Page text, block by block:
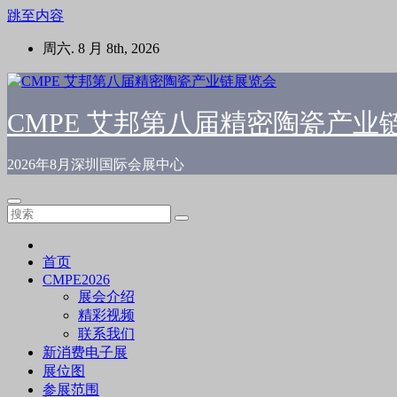
跳至内容
周六. 8 月 8th, 2026
CMPE 艾邦第八届精密陶瓷产业
2026年8月深圳国际会展中心
首页
CMPE2026
展会介绍
精彩视频
联系我们
新消费电子展
展位图
参展范围